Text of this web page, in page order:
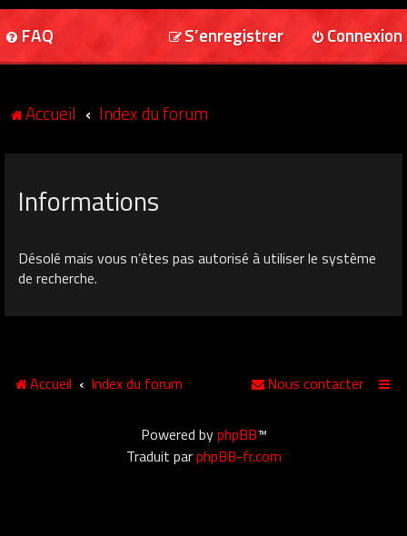
FAQ Connexion
S’enregistrer
Accueil Index du forum
Informations
Désolé mais vous n’êtes pas autorisé à utiliser le système
de recherche.
Accueil Index du forum Nous contacter
Powered byphpBB™
Traduit parphpBB-fr.com